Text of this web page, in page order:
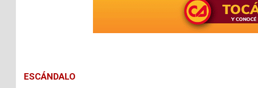
ESCÁNDALO